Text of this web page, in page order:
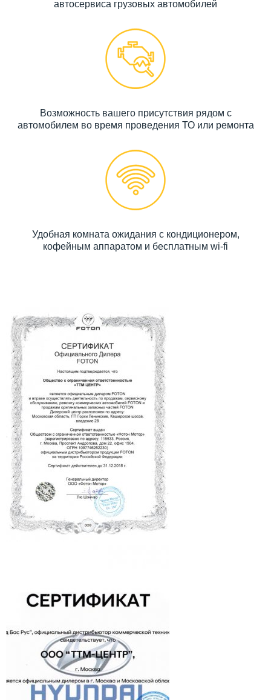
автосервиса грузовых автомобилей
Возможность вашего присутствия рядом с
автомобилем во время проведения ТО или ремонта
Удобная комната ожидания с кондиционером,
кофейным аппаратом и бесплатным wi-fi